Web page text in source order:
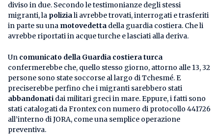
diviso in due. Secondo le testimonianze degli stessi
migranti, la poliziali avrebbe trovati, interrogati e trasferiti
in parte su una motovedetta della guardia costiera. Che li
avrebbe riportati in acque turche e lasciati alla deriva.
Un comunicato della Guardia costiera turca
confermerebbe che, quello stesso giorno, attorno alle 13, 32
persone sono state soccorse al largo di Tchesmé. E
preciserebbe perfino che i migranti sarebbero stati
abbandonati dai militari greci in mare. Eppure, i fatti sono
stati catalogati da Frontex con numero di protocollo 441726
all’interno di JORA, come una semplice operazione
preventiva.